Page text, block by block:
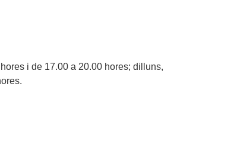
i de 17.00 a 20.00 hores; dilluns,